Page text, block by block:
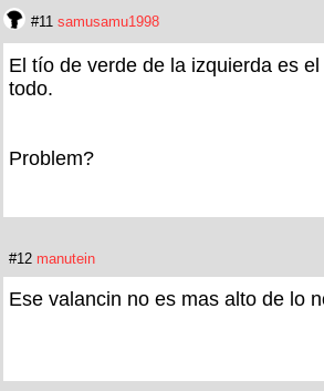
#11 samusamu1998
El tío de verde de la izquierda es
todo.
Problem?
#12 manutein
Ese valancin no es mas alto de lo